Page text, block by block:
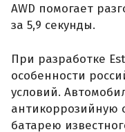
AWD помогает
за 5,9 секунды.
При разработке
особенности
условий.
антикоррозийную
батарею